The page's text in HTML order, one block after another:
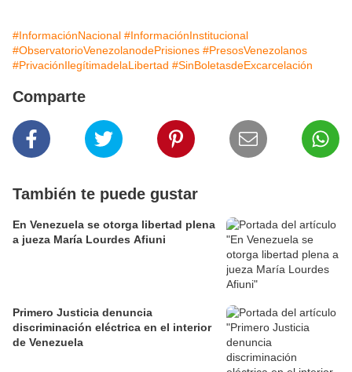
#InformaciónNacional #InformaciónInstitucional
#ObservatorioVenezolanodePrisiones #PresosVenezolanos
#PrivaciónIlegítimadelaLibertad #SinBoletasdeExcarcelación
Comparte
También te puede gustar
En Venezuela se otorga libertad plena
a jueza María Lourdes Afiuni
Primero Justicia denuncia
discriminación eléctrica en el interior
de Venezuela